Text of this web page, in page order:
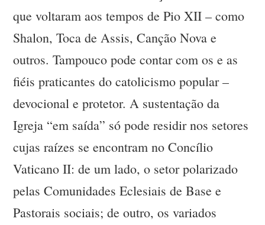
que voltaram aos tempos de Pio XII – como
Shalon, Toca de Assis, Canção Nova e
outros. Tampouco pode contar com os e as
fiéis praticantes do catolicismo popular –
devocional e protetor. A sustentação da
Igreja “em saída” só pode residir nos setores
cujas raízes se encontram no Concílio
Vaticano II: de um lado, o setor polarizado
pelas Comunidades Eclesiais de Base e
Pastorais sociais; de outro, os variados